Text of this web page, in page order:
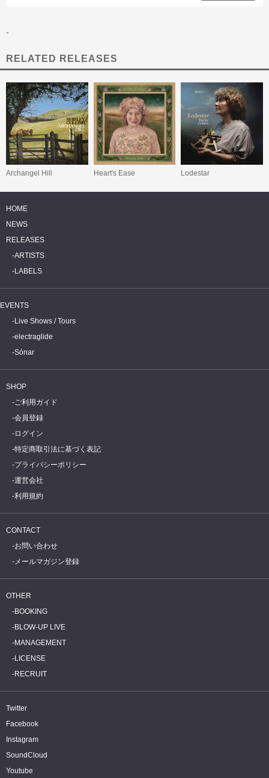
-
RELATED RELEASES
Archangel Hill Heart's Ease Lodestar
HOME
NEWS
RELEASES
ARTISTS
LABELS
EVENTS
Live Shows / Tours
electraglide
Sónar
SHOP
ご利用ガイド
会員登録
ログイン
特定商取引法に基づく表記
プライバシーポリシー
運営会社
利用規約
CONTACT
お問い合わせ
メールマガジン登録
OTHER
BOOKING
BLOW-UP LIVE
MANAGEMENT
LICENSE
RECRUIT
Twitter
Facebook
Instagram
SoundCloud
Youtube